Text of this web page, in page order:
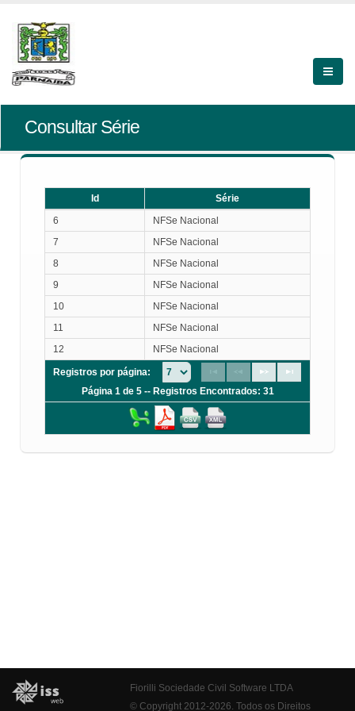
Consultar Série
Id
Série
Série
6
NFSe Nacional
7
NFSe Nacional
8
NFSe Nacional
9
NFSe Nacional
10
NFSe Nacional
11
NFSe Nacional
12
NFSe Nacional
Registros por página:
Página 1 de 5 -- Registros Encontrados: 31
Fiorilli Sociedade Civil Software LTDA
© Copyright 2012-2026. Todos os Direitos